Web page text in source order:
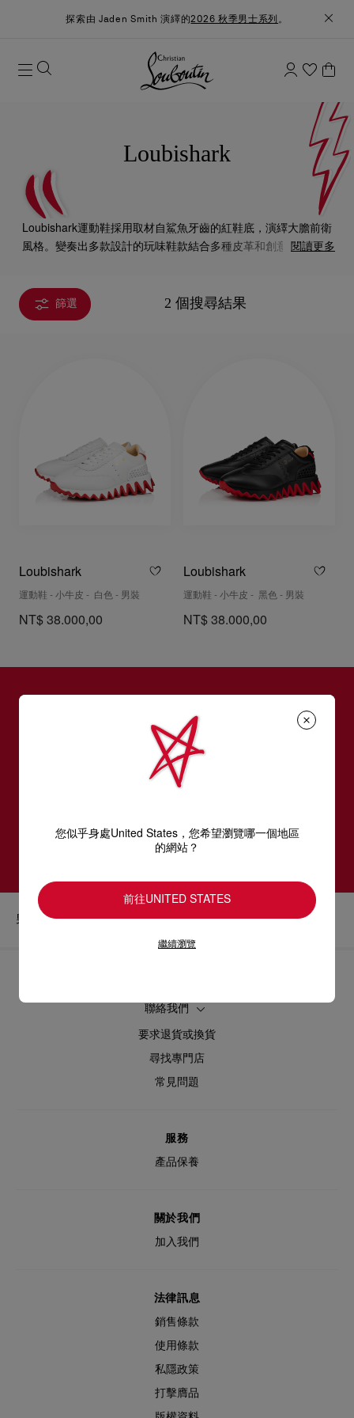
探索由 Jaden Smith 演繹的2026 秋季男士系列 。
Loubishark
Loubishark運動鞋採用取材自鯊魚牙齒的紅鞋底，演繹大膽前衛
風格。變奏出多款設計的玩味鞋款結合多種皮革和創意布料，並
閱讀更多
篩選 2 個搜尋結果
Loubishark
運動鞋 - 小牛皮 - 白色 - 男裝
NT$ 38.000,00
Loubishark
運動鞋 - 小牛皮 - 黑色 - 男裝
NT$ 38.000,00
訂閱LOUBOUTIN通訊
訂閱
男裝 時尚經典 Loubishark
聯絡我們
要求退貨或換貨
尋找專門店
常見問題
服務
產品保養
關於我們
加入我們
法律訊息
銷售條款
使用條款
私隱政策
打擊膺品
您似乎身處United States，您希望瀏覽哪一個地區
的網站？
前往UNITED STATES
繼續瀏覽